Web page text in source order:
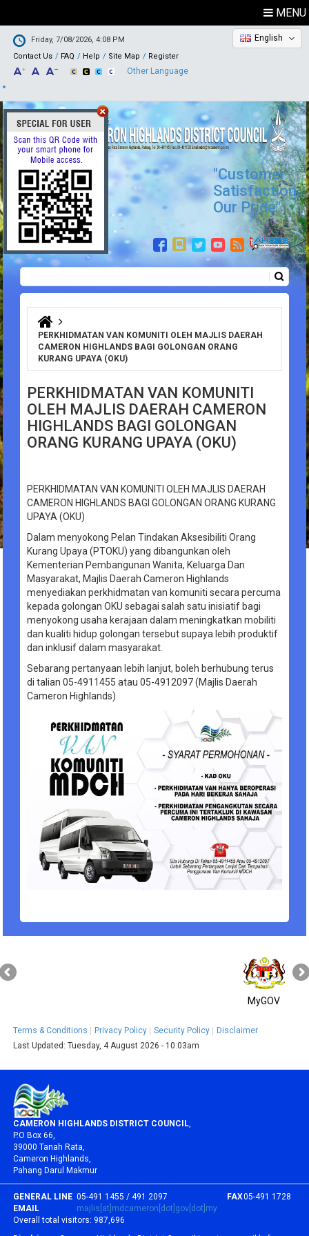
MENU
Friday, 7/08/2026, 4:08 PM
Contact Us
FAQ Help Site Map Register
English
Other Language
"Customer
Satisfaction,
Our Pride"
Search form
You are here
PERKHIDMATAN VAN KOMUNITI OLEH MAJLIS DAERAH
CAMERON HIGHLANDS BAGI GOLONGAN ORANG
KURANG UPAYA (OKU)
PERKHIDMATAN VAN KOMUNITI
OLEH MAJLIS DAERAH CAMERON
HIGHLANDS BAGI GOLONGAN
ORANG KURANG UPAYA (OKU)
PERKHIDMATAN VAN KOMUNITI OLEH MAJLIS DAERAH
CAMERON HIGHLANDS BAGI GOLONGAN ORANG KURANG
UPAYA (OKU)
Dalam menyokong Pelan Tindakan Aksesibiliti Orang
Kurang Upaya (PTOKU) yang dibangunkan oleh
Kementerian Pembangunan Wanita, Keluarga Dan
Masyarakat, Majlis Daerah Cameron Highlands
menyediakan perkhidmatan van komuniti secara percuma
kepada golongan OKU sebagai salah satu inisiatif bagi
menyokong usaha kerajaan dalam meningkatkan mobiliti
dan kualiti hidup golongan tersebut supaya lebih produktif
dan inklusif dalam masyarakat.
Sebarang pertanyaan lebih lanjut, boleh berhubung terus
di talian 05-4911455 atau 05-4912097 (Majlis Daerah
Cameron Highlands)
MyGOV
Terms & Conditions Privacy Policy Security Policy
Disclaimer
Last Updated:Tuesday, 4 August 2026 - 10:03am
CAMERON HIGHLANDS DISTRICT COUNCIL,
P.O Box 66,
39000 Tanah Rata,
Cameron Highlands,
Pahang Darul Makmur
GENERAL LINE 05-491 1455 / 491 2097 FAX05-491 1728
EMAIL
majlis[at]mdcameron[dot]gov[dot]my
Overall total visitors: 987,696